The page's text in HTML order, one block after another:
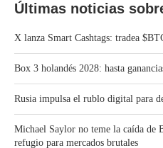
Últimas noticias
X lanza Smart Cashtags: tradea
Box 3 holandés 2028: hasta
Rusia impulsa el rublo digital para
Michael Saylor no teme la caída de
refugio para mercados brutales